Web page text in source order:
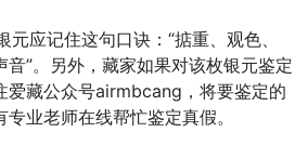
记住这句口诀：“掂重、观色、
”。另外，藏家如果对该枚银元鉴定
爱藏公众号airmbcang，将要鉴定的
业老师在线帮忙鉴定真假。